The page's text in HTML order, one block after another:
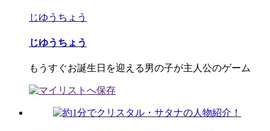
じゆうちょう
じゆうちょう
もうすぐお誕生日を迎える男の子が主人公のゲーム